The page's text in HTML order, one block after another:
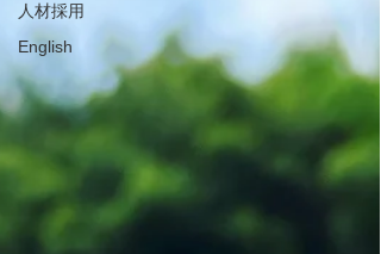
人材採用
English